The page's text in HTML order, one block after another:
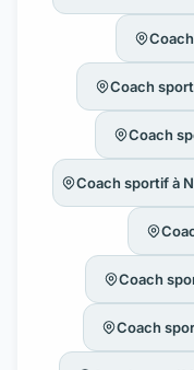
Coach
Coach
Coach sportif à
Coach
Coach